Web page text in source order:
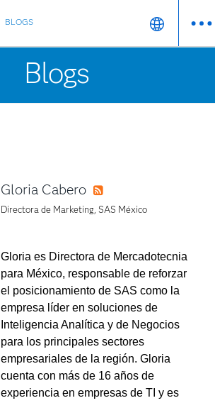
BLOGS
Blogs
Gloria Cabero
Directora de Marketing, SAS México
Gloria es Directora de Mercadotecnia
para México, responsable de reforzar
el posicionamiento de SAS como la
empresa líder en soluciones de
Inteligencia Analítica y de Negocios
para los principales sectores
empresariales de la región. Gloria
cuenta con más de 16 años de
experiencia en empresas de TI y es